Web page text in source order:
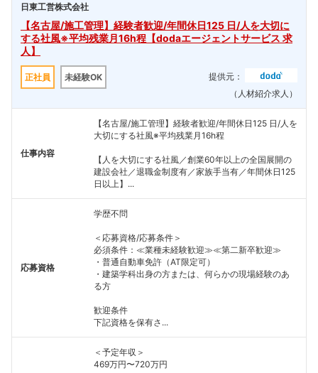
日東工営株式会社
【名古屋/施工管理】経験者歓迎/年間休日125 日/人を大切に
する社風※平均残業月16h程【dodaエージェントサービス 求
人】
正社員 未経験OK
提供元：
（人材紹介求人）
仕事内容
【名古屋/施工管理】経験者歓迎/年間休日125 日/人を
大切にする社風※平均残業月16h程
【人を大切にする社風／創業60年以上の全国展開の
建設会社／退職金制度有／家族手当有／年間休日125
日以上】...
応募資格
学歴不問
＜応募資格/応募条件＞
必須条件：≪業種未経験歓迎≫≪第二新卒歓迎≫
・普通自動車免許（AT限定可）
・建築学科出身の方または、何らかの現場経験のあ
る方
歓迎条件
下記資格を保有さ...
＜予定年収＞
469万円〜720万円